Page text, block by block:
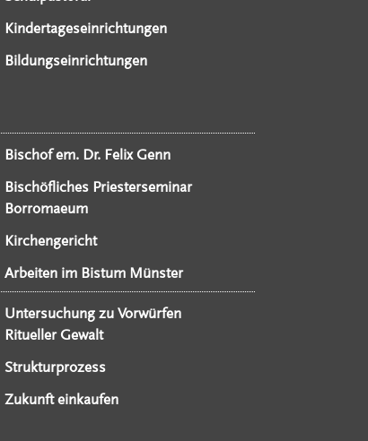
Kindertageseinrichtungen
Bildungseinrichtungen
Bischof em. Dr. Felix Genn
Bischöfliches Priesterseminar
Borromaeum
Kirchengericht
Arbeiten im Bistum Münster
Untersuchung zu Vorwürfen
Ritueller Gewalt
Strukturprozess
Zukunft einkaufen